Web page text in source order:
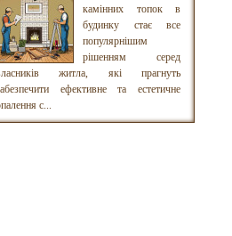
камінних топок в
будинку стає все
популярнішим
рішенням серед
житла, які прагнуть
ефективне та естетичне
с...